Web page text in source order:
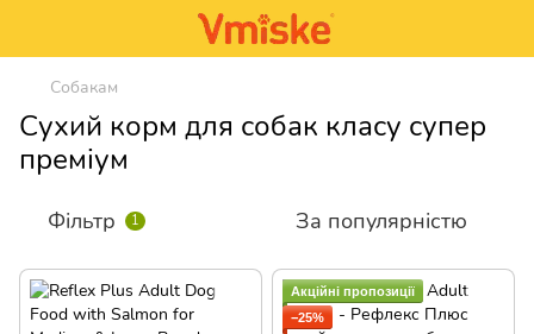
Собакам
Сухий корм для собак класу супер
преміум
Фільтр 1 За популярністю
Акційні пропозиції
−25%